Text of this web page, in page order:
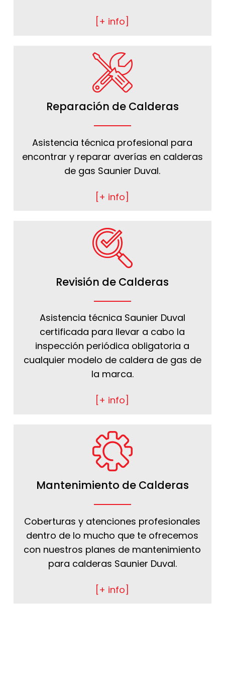
[+ info]
Reparación de Calderas
Asistencia técnica profesional para
encontrar y reparar averías en calderas
de gas Saunier Duval.
[+ info]
Revisión de Calderas
Asistencia técnica Saunier Duval
certificada para llevar a cabo la
inspección periódica obligatoria a
cualquier modelo de caldera de gas de
la marca.
[+ info]
Mantenimiento de Calderas
Coberturas y atenciones profesionales
dentro de lo mucho que te ofrecemos
con nuestros planes de mantenimiento
para calderas Saunier Duval.
[+ info]